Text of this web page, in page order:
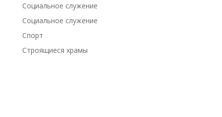
Социальное служение
Социальное служение
Спорт
Строящиеся храмы